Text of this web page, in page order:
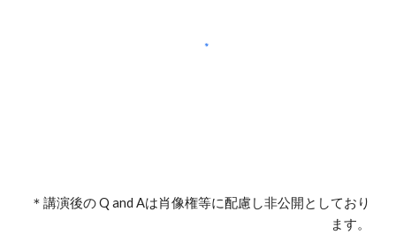
＊講演後の Q and Aは肖像権等に配慮し非公開としており
ます。